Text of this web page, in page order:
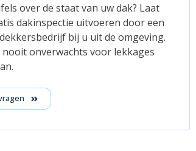
over de staat van uw dak? Laat
dakinspectie uitvoeren door een
bij u uit de omgeving.
onverwachts voor lekkages